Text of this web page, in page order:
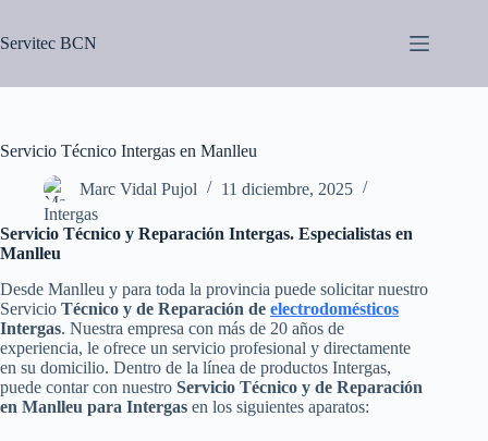
contenido
Servitec BCN
Servicio Técnico Intergas en Manlleu
Marc Vidal Pujol
11 diciembre, 2025
Intergas
Servicio Técnico y Reparación Intergas. Especialistas en
Manlleu
Desde Manlleu y para toda la provincia puede solicitar nuestro
Servicio Técnico y de Reparación de electrodomésticos
Intergas. Nuestra empresa con más de 20 años de
experiencia, le ofrece un servicio profesional y directamente
en su domicilio. Dentro de la línea de productos Intergas,
puede contar con nuestro Servicio Técnico y de Reparación
en Manlleu para Intergas en los siguientes aparatos: